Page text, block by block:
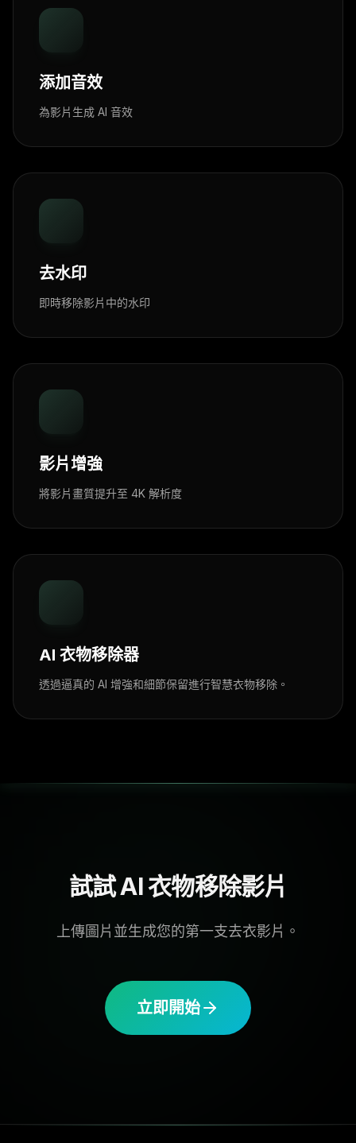
添加音效
為影片生成 AI 音效
去水印
即時移除影片中的水印
影片增強
將影片畫質提升至 4K 解析度
AI 衣物移除器
透過逼真的 AI 增強和細節保留進行智慧衣物移除。
試試 AI 衣物移除影片
上傳圖片並生成您的第一支去衣影片。
立即開始